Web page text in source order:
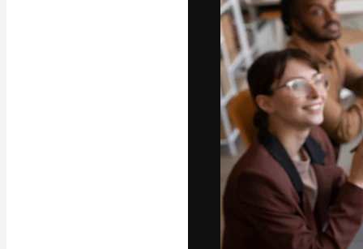
La
migliori lavori.
creativi,
Italiano